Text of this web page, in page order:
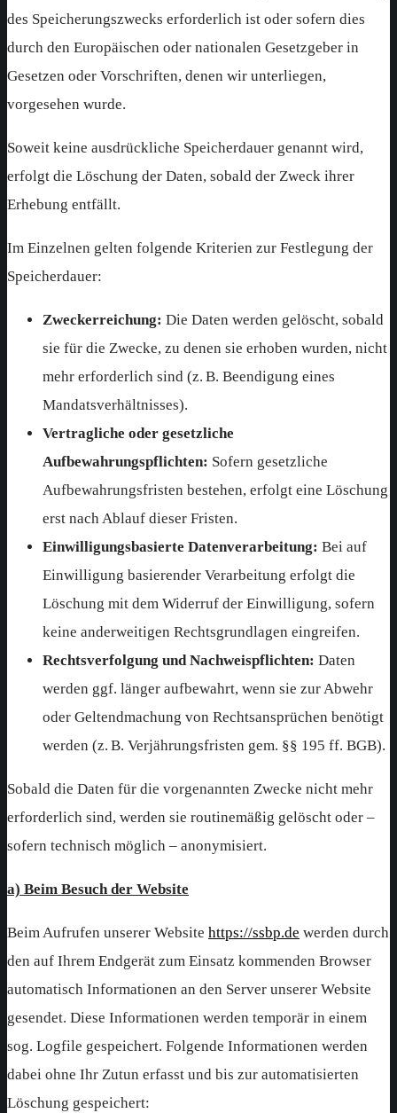
des Speicherungszwecks erforderlich ist oder sofern dies
durch den Europäischen oder nationalen Gesetzgeber in
Gesetzen oder Vorschriften, denen wir unterliegen,
vorgesehen wurde.
Soweit keine ausdrückliche Speicherdauer genannt wird,
erfolgt die Löschung der Daten, sobald der Zweck ihrer
Erhebung entfällt.
Im Einzelnen gelten folgende Kriterien zur Festlegung der
Speicherdauer:
Zweckerreichung: Die Daten werden gelöscht, sobald
sie für die Zwecke, zu denen sie erhoben wurden, nicht
mehr erforderlich sind (z. B. Beendigung eines
Mandatsverhältnisses).
Vertragliche oder gesetzliche
Aufbewahrungspflichten: Sofern gesetzliche
Aufbewahrungsfristen bestehen, erfolgt eine Löschung
erst nach Ablauf dieser Fristen.
Einwilligungsbasierte Datenverarbeitung: Bei auf
Einwilligung basierender Verarbeitung erfolgt die
Löschung mit dem Widerruf der Einwilligung, sofern
keine anderweitigen Rechtsgrundlagen eingreifen.
Rechtsverfolgung und Nachweispflichten: Daten
werden ggf. länger aufbewahrt, wenn sie zur Abwehr
oder Geltendmachung von Rechtsansprüchen benötigt
werden (z. B. Verjährungsfristen gem. §§ 195 ff. BGB).
Sobald die Daten für die vorgenannten Zwecke nicht mehr
erforderlich sind, werden sie routinemäßig gelöscht oder –
sofern technisch möglich – anonymisiert.
a) Beim Besuch der Website
Beim Aufrufen unserer Website https://ssbp.de werden durch
den auf Ihrem Endgerät zum Einsatz kommenden Browser
automatisch Informationen an den Server unserer Website
gesendet. Diese Informationen werden temporär in einem
sog. Logfile gespeichert. Folgende Informationen werden
dabei ohne Ihr Zutun erfasst und bis zur automatisierten
Löschung gespeichert: